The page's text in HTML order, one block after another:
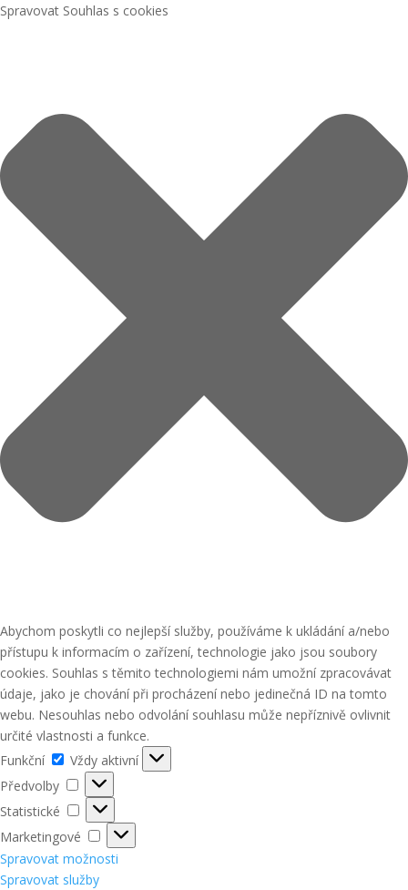
Spravovat Souhlas s cookies
Abychom poskytli co nejlepší služby, používáme k ukládání a/nebo
přístupu k informacím o zařízení, technologie jako jsou soubory
cookies. Souhlas s těmito technologiemi nám umožní zpracovávat
údaje, jako je chování při procházení nebo jedinečná ID na tomto
webu. Nesouhlas nebo odvolání souhlasu může nepříznivě ovlivnit
určité vlastnosti a funkce.
Funkční
Funkční
Vždy aktivní
Předvolby
Předvolby
Statistické
Statistické
Marketingové
Marketingové
Spravovat možnosti
Spravovat služby